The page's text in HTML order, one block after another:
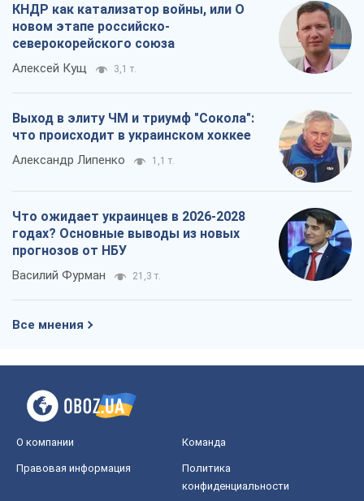
КНДР как катализатор войны, или О
новом этапе российско-
северокорейского союза
Алексей Кущ 3,1 т.
Выход в элиту ЧМ и триумф "Сокола":
что происходит в украинском хоккее
Александр Липенко 1,1 т.
Что ожидает украинцев в 2026-2028
годах? Основные выводы из новых
прогнозов от НБУ
Василий Фурман 21,3 т.
Все мнения
О компании Команда
Правовая информация
Политика
конфиденциальности